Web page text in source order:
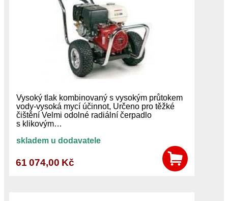
Vysoký tlak kombinovaný s vysokým průtokem
vody-vysoká mycí účinnot, Určeno pro těžké
čištění Velmi odolné radiální čerpadlo
s klikovým…
skladem u dodavatele
61 074,00 Kč